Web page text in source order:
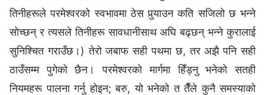
तिनीहरूले परमेश्‍वरको स्वभावमा ठेस पुर्‍याउन कति सजिलो छ भन्‍ने
सोच्छन् र त्यसले तिनीहरू सावधानीसाथ अघि बढ्छन् भन्‍ने कुरालाई
सुनिश्चित गराउँछ।) तेरो जबाफ सही पथमा छ, तर अझै पनि सही
ठाउँसम्म पुगेको छैन। परमेश्‍वरको मार्गमा हिँड्नु भनेको सतही
नियमहरू पालना गर्नु होइन; बरु, यो भनेको त तैँले कुनै समस्याको